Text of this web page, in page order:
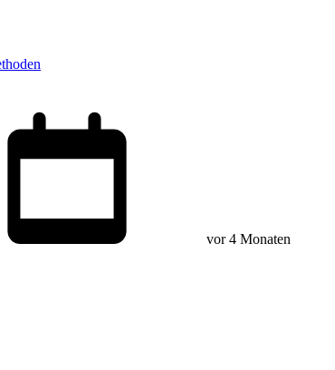
vor 4 Monaten